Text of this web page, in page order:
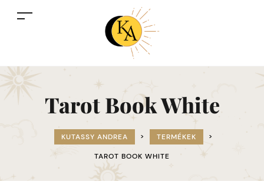
Tarot Book White
KUTASSY ANDREA > TERMÉKEK >
TAROT BOOK WHITE